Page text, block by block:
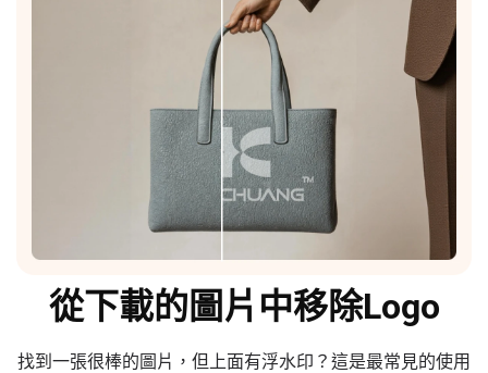
從下載的圖片中移除Logo
找到一張很棒的圖片，但上面有浮水印？這是最常見的使用